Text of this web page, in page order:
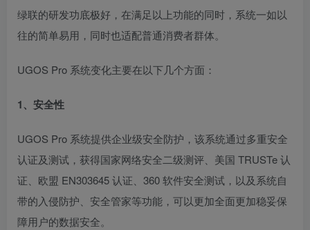
绿联的研发功底极好，在满足以上功能的同时，系统一如以
往的简单易用，同时也适配普通消费者群体。
UGOS Pro 系统变化主要在以下几个方面：
1、安全性
UGOS Pro 系统提供企业级安全防护，该系统通过多重安全
认证及测试，获得国家网络安全二级测评、美国 TRUSTe 认
证、欧盟 EN303645 认证、360 软件安全测试，以及系统自
带的入侵防护、安全管家等功能，可以更加全面更加稳妥保
障用户的数据安全。